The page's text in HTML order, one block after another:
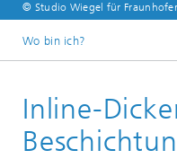
© Studio Wiegel für Fraunhofer
Wo bin ich?
Abteilungen und
Bereich
Inline-